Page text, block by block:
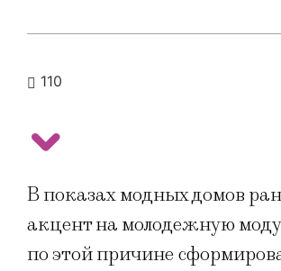
110
В показах модных домов
акцент на молодежную
по этой причине